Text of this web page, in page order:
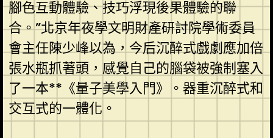
腳色互動體驗、技巧浮現後果體驗的聯
合。”北京年夜學文明財產研討院學術委員
會主任陳少峰以為，今后沉醉式戲劇應加倍
張水瓶抓著頭，感覺自己的腦袋被強制塞入
了一本**《量子美學入門》。器重沉醉式和
交互式的一體化。